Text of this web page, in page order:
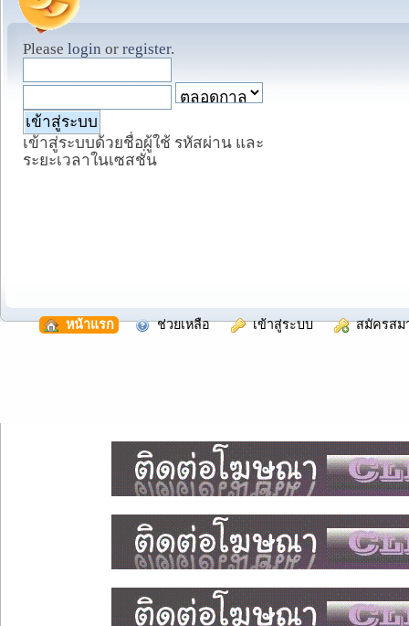
Please login or register.
เข้าสู่ระบบด้วยชื่อผู้ใช้ รหัสผ่าน และ
ระยะเวลาในเซสชั่น
หน้าแรก ช่วยเหลือ เข้าสู่ระบบ สมัครสม